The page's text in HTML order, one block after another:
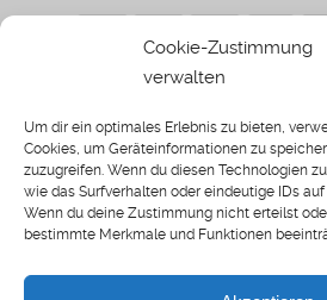
Cookie-Zustimmung
verwalten
Um dir ein optimales Erlebnis zu bieten,
Cookies, um Geräteinformationen zu
zuzugreifen. Wenn du diesen Technologien
wie das Surfverhalten oder eindeutige IDs
Wenn du deine Zustimmung nicht erteilst
bestimmte Merkmale und Funktionen
Spielwiese